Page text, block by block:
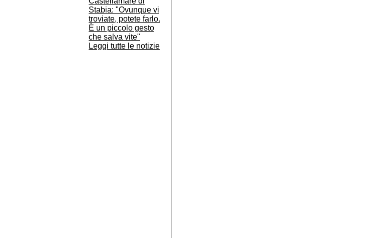
Stabia: "Ovunque vi
troviate, potete farlo.
È un piccolo gesto
che salva vite"
Leggi tutte le notizie